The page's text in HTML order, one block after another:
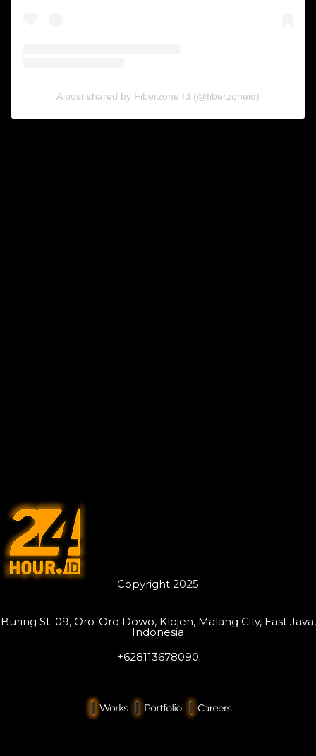
A post shared by Fiberzone Id (@fiberzoneid)
Copyright 2025
Buring St. 09, Oro-Oro Dowo, Klojen, Malang City, East Java,
Indonesia
+628113678090